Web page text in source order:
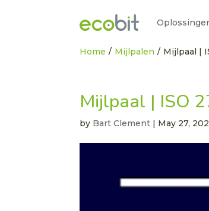
Home / Mijlpalen / Mijlpaal |
Mijlpaal | ISO
by Bart Clement | May 27,